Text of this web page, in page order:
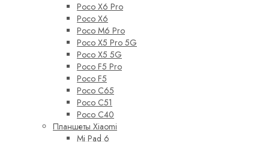
Poco X6 Pro
Poco X6
Poco M6 Pro
Poco X5 Pro 5G
Poco X5 5G
Poco F5 Pro
Poco F5
Poco C65
Poco C51
Poco C40
Планшеты Xiaomi
Mi Pad 6